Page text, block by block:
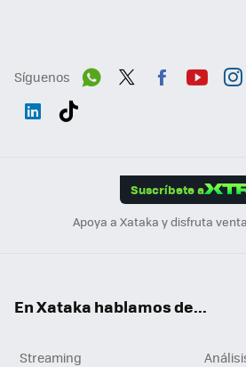
Síguenos
Suscríbete a
Apoya a Xataka y disfruta
En Xataka hablamos de...
Streaming